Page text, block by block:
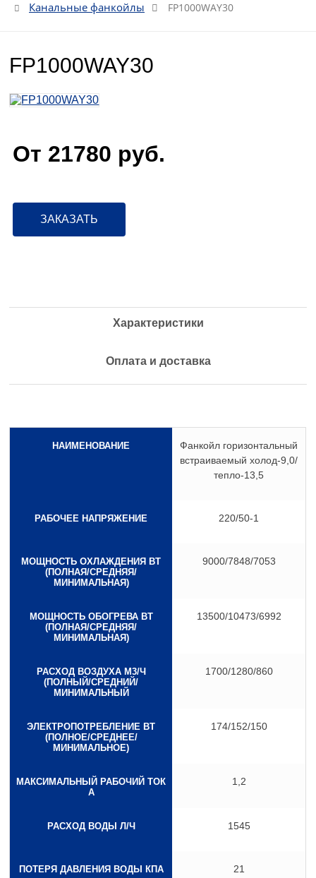
Канальные фанкойлы FP1000WAY30
FP1000WAY30
От 21780 руб.
ЗАКАЗАТЬ
Характеристики
Оплата и доставка
НАИМЕНОВАНИЕ
Фанкойл горизонтальный
встраиваемый холод-9,0/
тепло-13,5
РАБОЧЕЕ НАПРЯЖЕНИЕ 220/50-1
МОЩНОСТЬ ОХЛАЖДЕНИЯ ВТ
(ПОЛНАЯ/СРЕДНЯЯ/
МИНИМАЛЬНАЯ)
9000/7848/7053
МОЩНОСТЬ ОБОГРЕВА ВТ
(ПОЛНАЯ/СРЕДНЯЯ/
МИНИМАЛЬНАЯ)
13500/10473/6992
РАСХОД ВОЗДУХА М3/Ч
(ПОЛНЫЙ/СРЕДНИЙ/
МИНИМАЛЬНЫЙ
1700/1280/860
ЭЛЕКТРОПОТРЕБЛЕНИЕ ВТ
(ПОЛНОЕ/СРЕДНЕЕ/
МИНИМАЛЬНОЕ)
174/152/150
МАКСИМАЛЬНЫЙ РАБОЧИЙ ТОК
А
1,2
РАСХОД ВОДЫ Л/Ч 1545
ПОТЕРЯ ДАВЛЕНИЯ ВОДЫ КПА 21